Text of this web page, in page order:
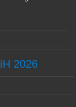
2026